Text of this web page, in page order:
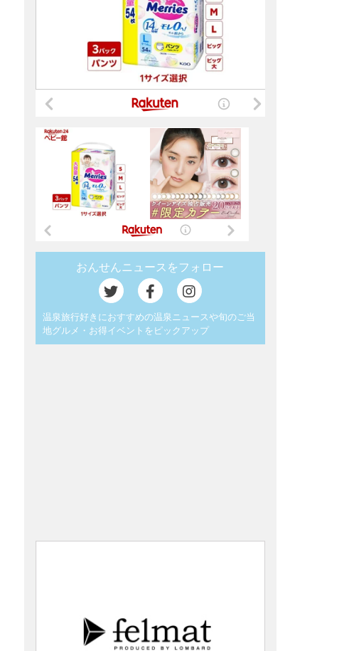
おんせんニュースをフォロー
温泉旅行好きにおすすめの温泉ニュースや旬のご当
地グルメ・お得イベントをピックアップ